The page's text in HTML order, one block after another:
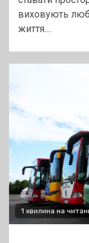
виховують
життя....
1 хвилина на